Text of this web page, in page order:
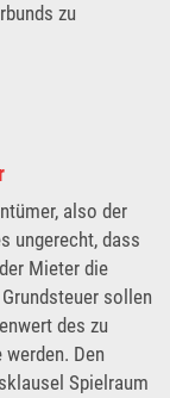
zu
also der
ungerecht, dass
Mieter die
sollen
des zu
Den
Spielraum